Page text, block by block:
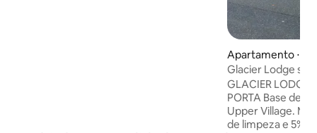
Apartamento ⋅
Glacier Lodge
GST incl
GLACIER LODGE:
PORTA Base de
Upper Village.
de limpeza e 5%